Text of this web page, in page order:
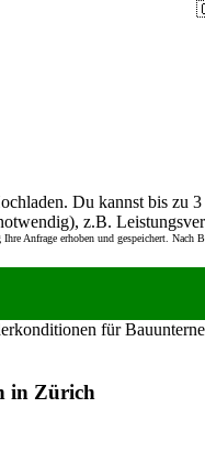
Du kannst bis zu
z.B.
Anfrage erhoben und gespeichert. Nach
für
in Zürich